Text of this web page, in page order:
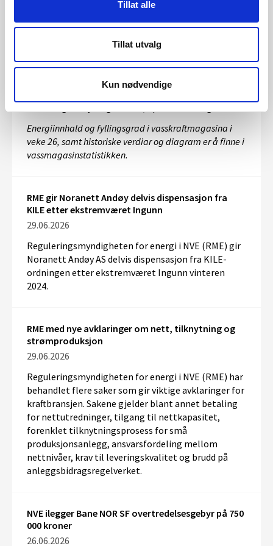
Tillat alle
Tillat utvalg
Kun nødvendige
Vassmagasinstatistikk veke 26 2026
01.07.2026
Ved utgangen av veke 26 var fyllingsgraden i
Energiinnhald og fyllingsgrad i vasskraftmagasina i
veke 26, samt historiske verdiar og diagram er å finne i
vassmagasinstatistikken.
RME gir Noranett Andøy delvis dispensasjon fra
KILE etter ekstremværet Ingunn
29.06.2026
Reguleringsmyndigheten for energi i NVE (RME) gir
Noranett Andøy AS delvis dispensasjon fra KILE-
ordningen etter ekstremværet Ingunn vinteren
2024.
RME med nye avklaringer om nett, tilknytning og
strømproduksjon
29.06.2026
Reguleringsmyndigheten for energi i NVE (RME) har
behandlet flere saker som gir viktige avklaringer for
kraftbransjen. Sakene gjelder blant annet betaling
for nettutredninger, tilgang til nettkapasitet,
forenklet tilknytningsprosess for små
produksjonsanlegg, ansvarsfordeling mellom
nettnivåer, krav til leveringskvalitet og brudd på
anleggsbidragsregelverket.
NVE ilegger Bane NOR SF overtredelsesgebyr på 750
000 kroner
26.06.2026